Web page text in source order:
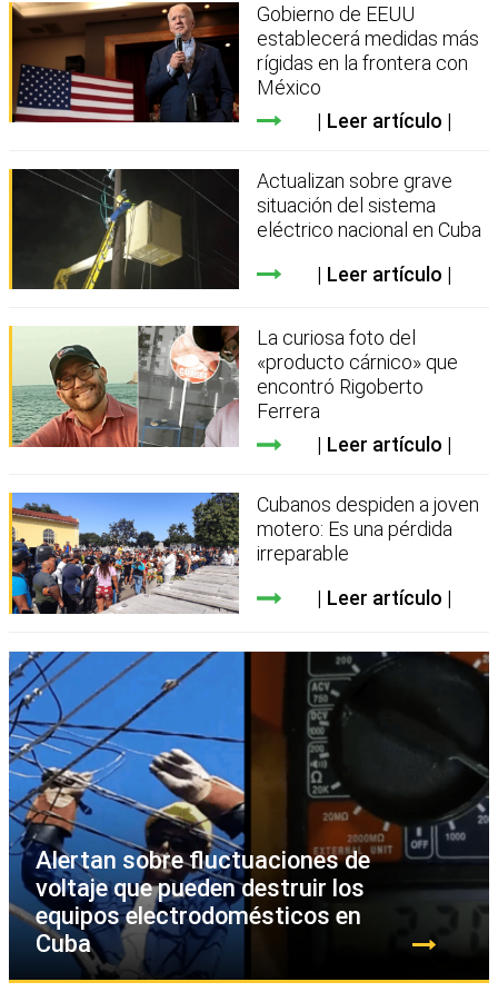
Gobierno de EEUU
establecerá medidas más
rígidas en la frontera con
México
Leer artículo
Actualizan sobre grave
situación del sistema
eléctrico nacional en Cuba
Leer artículo
La curiosa foto del
«producto cárnico» que
encontró Rigoberto
Ferrera
Leer artículo
Cubanos despiden a joven
motero: Es una pérdida
irreparable
Leer artículo
Alertan sobre fluctuaciones de
voltaje que pueden destruir los
equipos electrodomésticos en
Cuba